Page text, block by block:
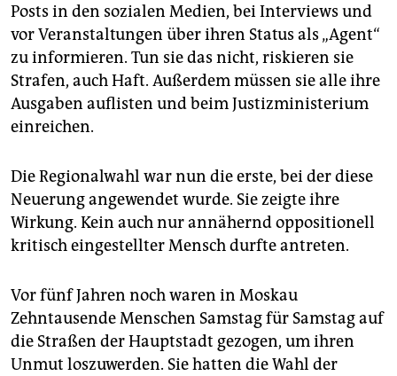
Posts in den sozialen Medien, bei Interviews und
vor Veranstaltungen über ihren Status als „Agent“
zu informieren. Tun sie das nicht, riskieren sie
Strafen, auch Haft. Außerdem müssen sie alle ihre
Ausgaben auflisten und beim Justizministerium
einreichen.
Die Regionalwahl war nun die erste, bei der diese
Neuerung angewendet wurde. Sie zeigte ihre
Wirkung. Kein auch nur annähernd oppositionell
kritisch eingestellter Mensch durfte antreten.
Vor fünf Jahren noch waren in Moskau
Zehntausende Menschen Samstag für Samstag auf
die Straßen der Hauptstadt gezogen, um ihren
Unmut loszuwerden. Sie hatten die Wahl der